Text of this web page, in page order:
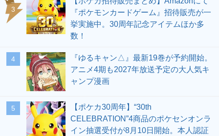
3
『ポケモンカードゲーム』招待販売が一
挙実施中。30周年記念アイテムほか多
数！
4
『ゆるキャン△』最新19巻が予約開始。
アニメ4期も2027年放送予定の大人気キ
ャンプ漫画
5
【ポケカ30周年】“30th
CELEBRATION”4商品のポケセンオンラ
イン抽選受付が8月10日開始。本人認証